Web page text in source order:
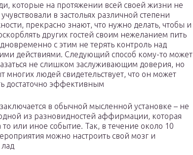
которые на протяжении всей своей жизни не
учувствовали в застольях различной степени
прекрасно знают, что нужно делать, чтобы и
других гостей своим нежеланием пить
с этим не терять контроль над
действиями. Следующий способ кому-то может
не слишком заслуживающим доверия, но
многих людей свидетельствует, что он может
достаточно эффективным
в обычной мысленной установке – не
из разновидностей аффирмации, которая
или иное событие. Так, в течение около 10
можно настроить свой мозг и